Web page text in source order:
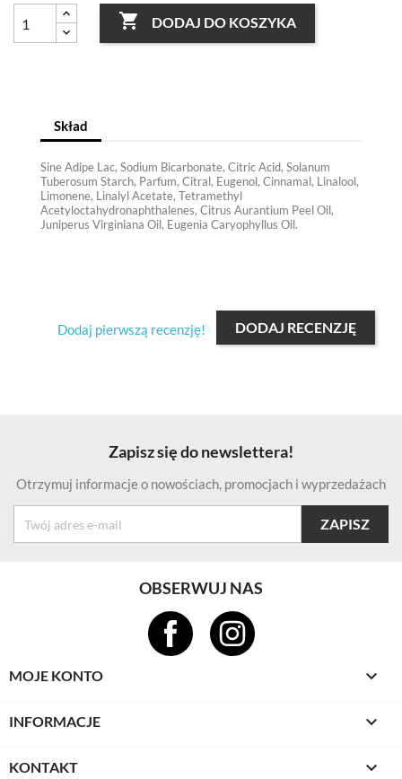
 DODAJ DO KOSZYKA
Skład
Sine Adipe Lac, Sodium Bicarbonate, Citric Acid, Solanum
Tuberosum Starch, Parfum, Citral, Eugenol, Cinnamal, Linalool,
Limonene, Linalyl Acetate, Tetramethyl
Acetyloctahydronaphthalenes, Citrus Aurantium Peel Oil,
Juniperus Virginiana Oil, Eugenia Caryophyllus Oil.
DODAJ RECENZJĘ
Dodaj pierwszą recenzję!
Zapisz się do newslettera!
Otrzymuj informacje o nowościach, promocjach i wyprzedażach
OBSERWUJ NAS
MOJE KONTO 
INFORMACJE 
KONTAKT 